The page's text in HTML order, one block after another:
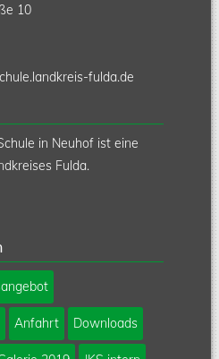
10
fulda.de
in Neuhof ist eine
Fulda.
Anfahrt Downloads